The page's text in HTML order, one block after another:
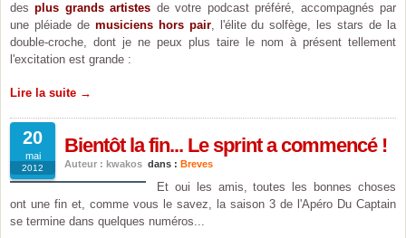
desplus grands artistes de votre podcast préféré, accompagnés par
une pléiade de musiciens hors pair, l'élite du solfège, les stars de la
double-croche, dont je ne peux plus taire le nom à présent tellement
l'excitation est grande :
Lire la suite →
20
mai
2012
Bientôt la fin... Le sprint a commencé !
Auteur : kwakos dans : Breves
Et oui les amis, toutes les bonnes choses
ont une fin et, comme vous le savez, la saison 3 de l'Apéro Du Captain
se termine dans quelques numéros...